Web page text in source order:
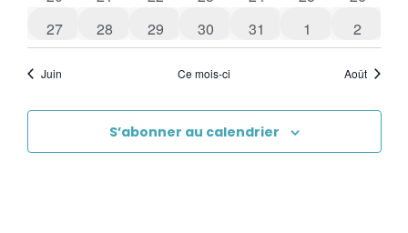
0 évènements
27 0 évènements
28 0 évènements
29 0 évènements
30 0 évènements
31 0 évènements
1 0
2
Juin Ce mois-ci Août
S’abonner au calendrier